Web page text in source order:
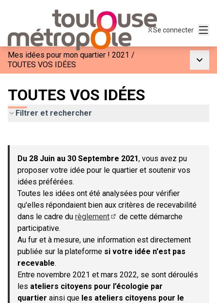
Se connecter
Mes idées pour mon quartier ! 2021 /
TOUTES VOS IDÉES
TOUTES VOS IDÉES
Filtrer et rechercher
−
Du 28 Juin au 30 Septembre 2021, vous avez pu
proposer votre idée pour le quartier et soutenir vos
idées préférées.
Toutes les idées ont été analysées pour vérifier
qu'elles répondaient bien aux critères de recevabilité
dans le cadre du règlement
de cette démarche
participative.
Au fur et à mesure, une information est directement
publiée sur la plateforme si votre idée n'est pas
recevable.
Entre novembre 2021 et mars 2022, se sont déroulés
les ateliers citoyens pour l’écologie par
quartier ainsi que les ateliers citoyens pour le